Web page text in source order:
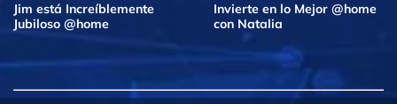
Jim está Increíblemente
Jubiloso @home
Invierte en lo Mejor @home
con Natalia